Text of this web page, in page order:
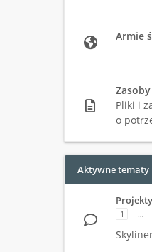
Armie
Pliki i
o
Aktywne tematy
1 …